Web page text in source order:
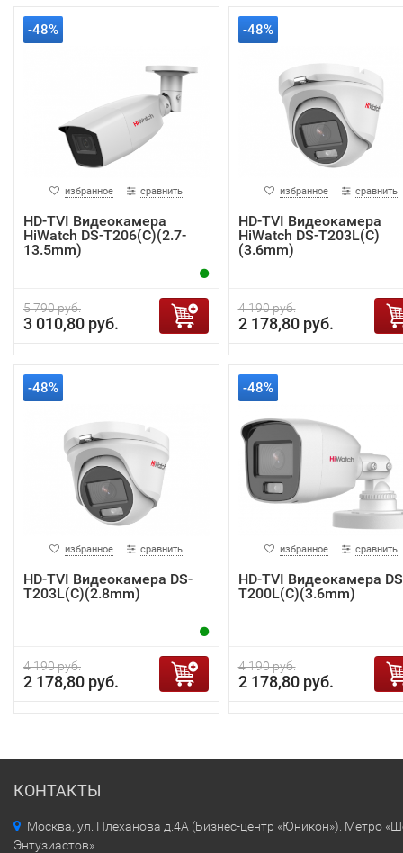
-48%
избранное сравнить
HD-TVI Видеокамера
HiWatch DS-T206(C)(2.7-
13.5mm)
5 790 руб.
3 010,80 руб.
-48%
избранное сравнить
HD-TVI Видеокамера
HiWatch DS-T203L(C)
(3.6mm)
4 190 руб.
2 178,80 руб.
-48%
избранное сравнить
HD-TVI Видеокамера DS-
T203L(C)(2.8mm)
4 190 руб.
2 178,80 руб.
-48%
избранное сравнить
HD-TVI Видеокамера
T200L(C)(3.6mm)
4 190 руб.
2 178,80 руб.
КОНТАКТЫ
Москва, ул. Плеханова д.4А (Бизнес-центр «Юникон»). Метро
Энтузиастов»